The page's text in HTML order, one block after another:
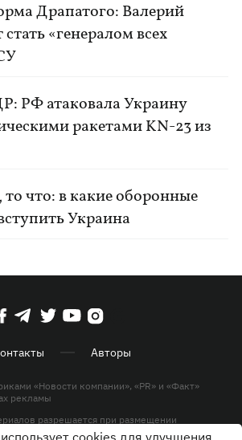
Драпатого: Валерий
«генералом всех
РФ атаковала Украину
ракетами KN-23 из
что: в какие оборонные
Украина
Авторы
«Новости компании», «PR» и «Факт»
рекламы
разрешается при размещении
на KP.UA в первом абзаце.cookies для улучшения